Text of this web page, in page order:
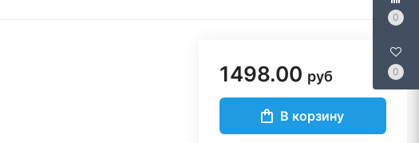
0
0
1498.00 руб
В корзину